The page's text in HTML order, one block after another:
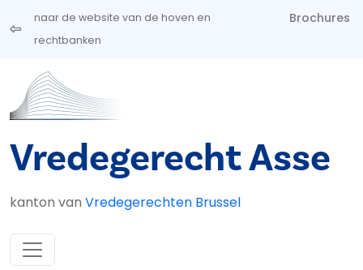
Overslaan en naar de inhoud gaan
naar de website van de hoven en
rechtbanken
Brochures
Vredegerecht Asse
kanton van Vredegerechten Brussel